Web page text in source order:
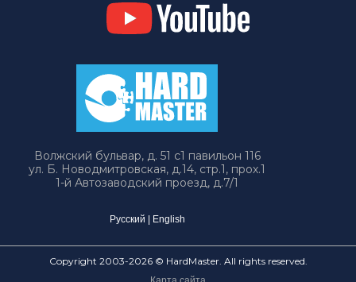
Волжский бульвар, д. 51 с1 павильон 116
ул. Б. Новодмитровская, д.14, стр.1, прох.1
1-й Автозаводский проезд, д.7/1
Русский English
Copyright 2003-2026 © HardMaster. All rights reserved.